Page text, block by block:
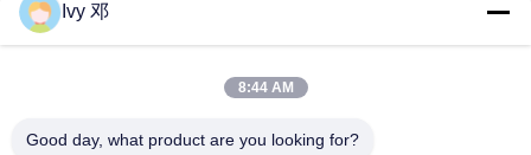
Carte PCB dure plaquée or de doigts de contact d'or de carte
de connecteur de carte PCB de doigt d'or
Plaque de circuits imprimés multicouche à 12 couches M6
Ivy 邓
8:44 AM
Good day, what product are you looking for?